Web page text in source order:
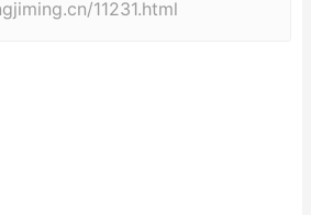
11231.html